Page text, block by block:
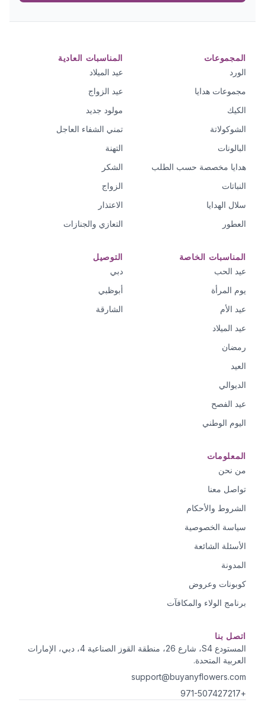
المجموعات
الورد
مجموعات هدايا
الكيك
الشوكولاتة
البالونات
هدايا مخصصة حسب الطلب
النباتات
سلال الهدايا
العطور
المناسبات العادية
عيد الميلاد
عيد الزواج
مولود جديد
تمني الشفاء العاجل
التهنة
الشكر
الزواج
الاعتذار
التعازي والجنازات
المناسبات الخاصة
عيد الحب
يوم المرأة
عيد الأم
عيد الميلاد
رمضان
العيد
الديوالي
عيد الفصح
اليوم الوطني
التوصيل
دبي
أبوظبي
الشارقة
المعلومات
من نحن
تواصل معنا
الشروط والأحكام
سياسة الخصوصية
الأسئلة الشائعة
المدونة
كوبونات وعروض
برنامج الولاء والمكافآت
اتصل بنا
المستودع S4، شارع 26، منطقة القوز الصناعية 4، دبي، الإمارات
العربية المتحدة.
support@buyanyflowers.com
+971-507427217